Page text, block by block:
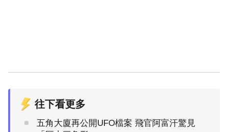
往下看更多
五角大廈再公開UFO檔案 飛官阿富汗驚見